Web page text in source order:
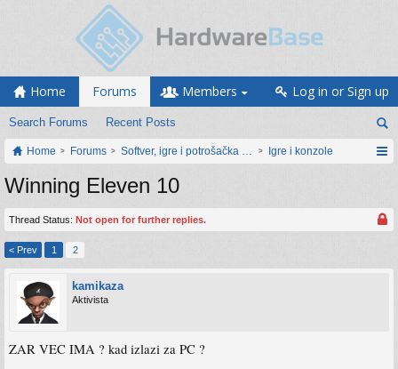
Home Forums
Search Forums Recent Posts
Members Log in or Sign up
Home Forums Softver, igre i potrošačka elektronikaIgre i konzole
Winning Eleven 10
Thread Status: Not open for further replies.
< Prev 1 2
kamikaza
Aktivista
ZAR VEC IMA ? kad izlazi za PC ?